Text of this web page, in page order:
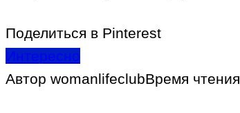
Поделиться в Pinterest
Интересно
Автор womanlifeclubВремя чтения